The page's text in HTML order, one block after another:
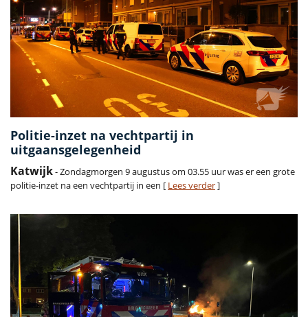
Politie-inzet na vechtpartij in
uitgaansgelegenheid
Katwijk- Zondagmorgen 9 augustus om 03.55 uur was er een grote
politie-inzet na een vechtpartij in een [ Lees verder]